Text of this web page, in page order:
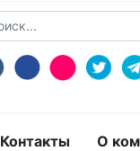
Контакты О